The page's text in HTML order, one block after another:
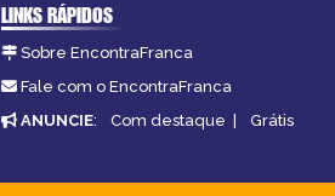
LINKS RÁPIDOS
Sobre EncontraFranca
Fale com o EncontraFranca
ANUNCIE: Com destaque | Grátis